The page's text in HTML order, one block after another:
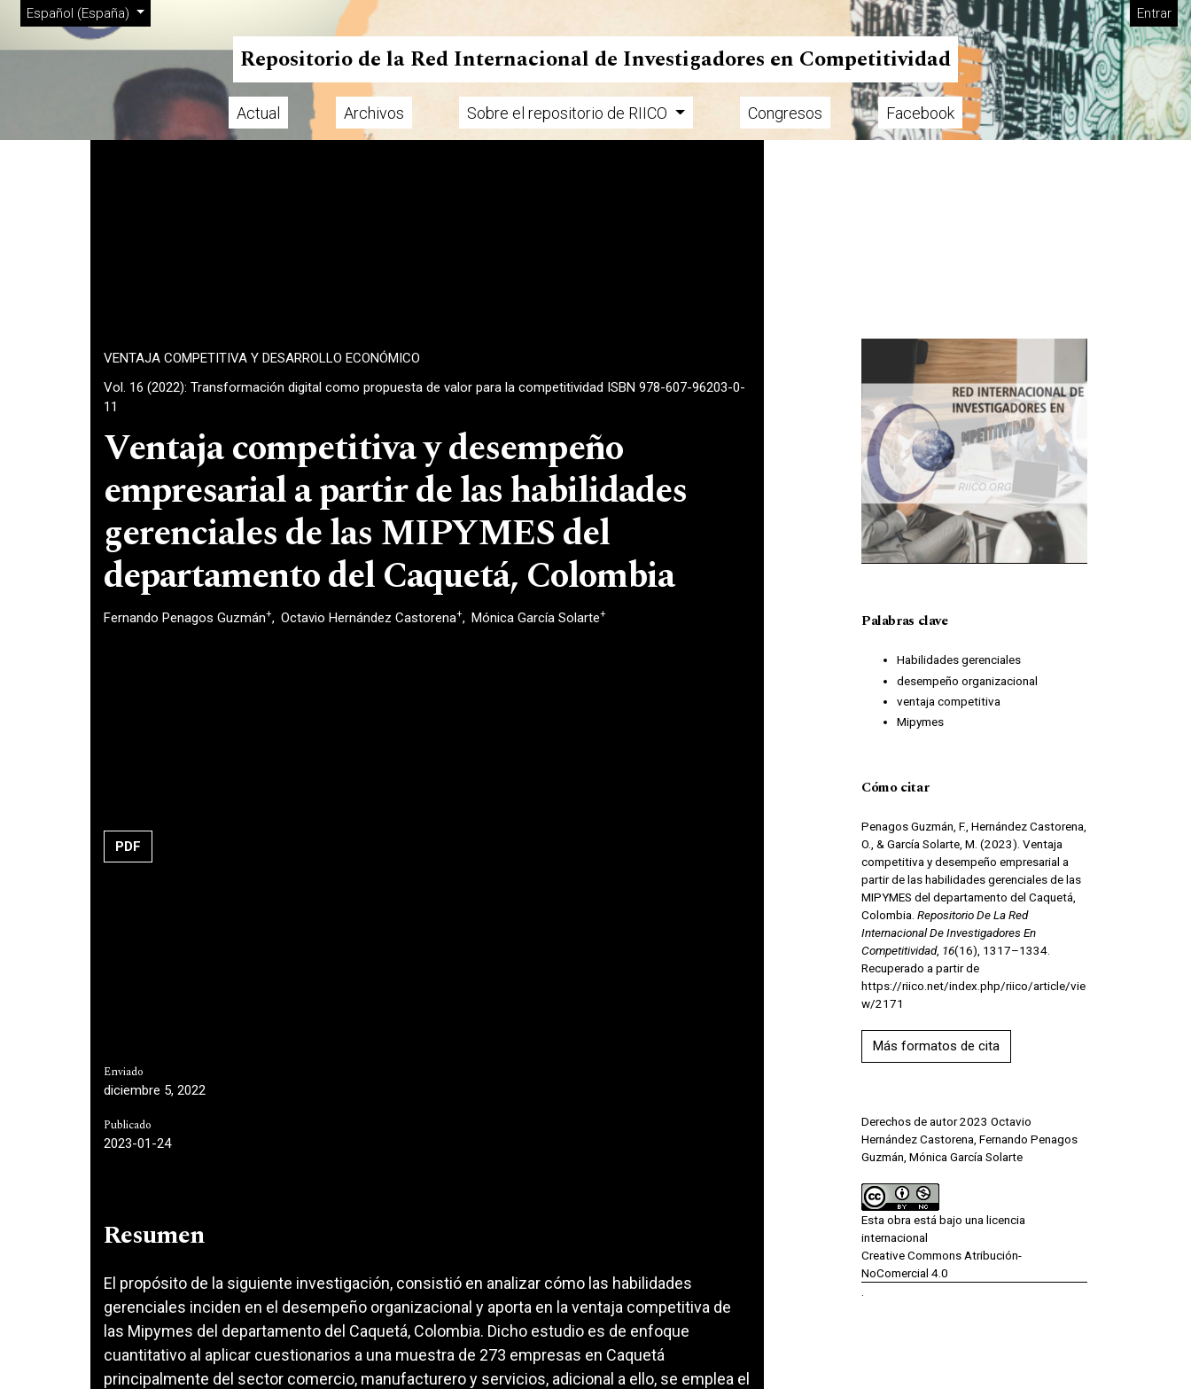
Ir al menú de navegación principal
Ir al contenido principal
Ir al pie de página del sitio
Cambiar el idioma. El actual es:
Español (España)
Menú de administración Entrar
Repositorio de la Red Internacional de Investigadores en Competitividad
Menú principal Actual Archivos Sobre el repositorio de RIICO Congresos Facebook
VENTAJA COMPETITIVA Y DESARROLLO ECONÓMICO
Vol. 16 (2022): Transformación digital como propuesta de valor para la competitividad ISBN 978-607-96203-0-
11
Ventaja competitiva y desempeño
empresarial a partir de las habilidades
gerenciales de las MIPYMES del
departamento del Caquetá, Colombia
Fernando Penagos Guzmán+ Octavio Hernández Castorena+ Mónica García Solarte+
PDF
Enviado
diciembre 5, 2022
Publicado
2023-01-24
Resumen
El propósito de la siguiente investigación, consistió en analizar cómo las habilidades
gerenciales inciden en el desempeño organizacional y aporta en la ventaja competitiva de
las Mipymes del departamento del Caquetá, Colombia. Dicho estudio es de enfoque
cuantitativo al aplicar cuestionarios a una muestra de 273 empresas en Caquetá
principalmente del sector comercio, manufacturero y servicios, adicional a ello, se emplea el
Imagen de portada
Palabras clave
Habilidades gerenciales
desempeño organizacional
ventaja competitiva
Mipymes
Cómo citar
Penagos Guzmán, F., Hernández Castorena,
O., & García Solarte, M. (2023). Ventaja
competitiva y desempeño empresarial a
partir de las habilidades gerenciales de las
MIPYMES del departamento del Caquetá,
Colombia. Repositorio De La Red
Internacional De Investigadores En
Competitividad, 16(16), 1317–1334.
Recuperado a partir de
https://riico.net/index.php/riico/article/vie
w/2171
Más formatos de cita
Derechos de autor 2023 Octavio
Hernández Castorena, Fernando Penagos
Guzmán, Mónica García Solarte
Esta obra está bajo una licencia
internacional
Creative Commons Atribución-
NoComercial 4.0
.